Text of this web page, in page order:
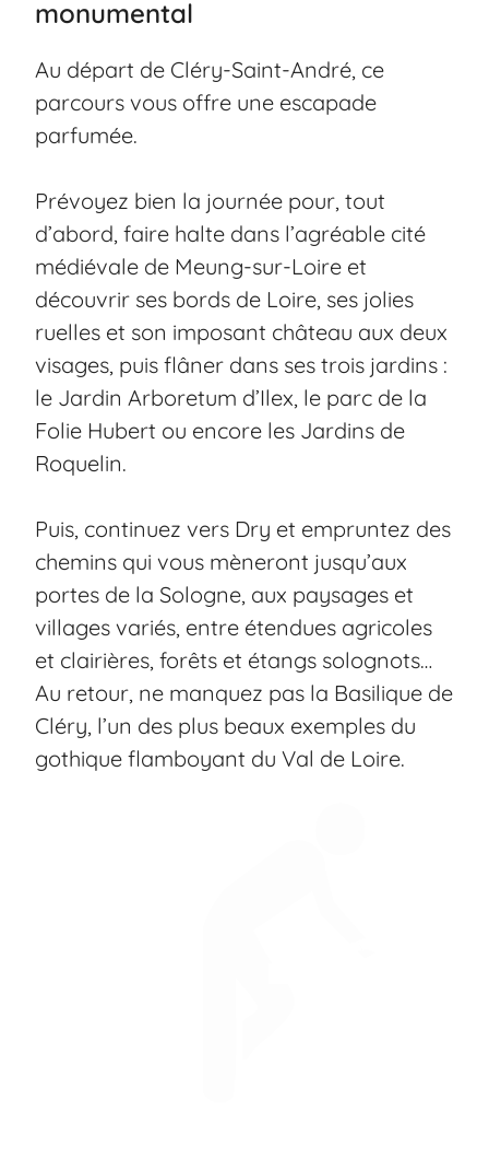
monumental
Au départ de Cléry-Saint-André, ce
parcours vous offre une escapade
parfumée.
Prévoyez bien la journée pour, tout
d’abord, faire halte dans l’agréable cité
médiévale de Meung-sur-Loire et
découvrir ses bords de Loire, ses jolies
ruelles et son imposant château aux deux
visages, puis flâner dans ses trois jardins :
le Jardin Arboretum d’Ilex, le parc de la
Folie Hubert ou encore les Jardins de
Roquelin.
Puis, continuez vers Dry et empruntez des
chemins qui vous mèneront jusqu’aux
portes de la Sologne, aux paysages et
villages variés, entre étendues agricoles
et clairières, forêts et étangs solognots…
Au retour, ne manquez pas la Basilique de
Cléry, l’un des plus beaux exemples du
gothique flamboyant du Val de Loire.